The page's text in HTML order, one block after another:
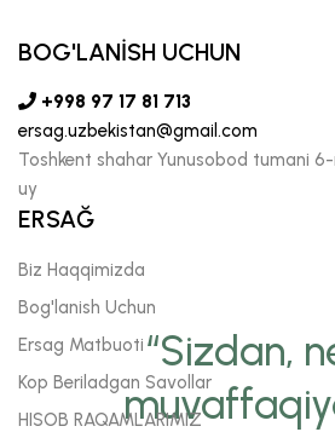
“Sizdan,
BOG'LANİSH UCHUN
+998 97 17 81 713
ersag.uzbekistan@gmail.com
Toshkent shahar Yunusobod tumani
uy
ERSAĞ
Biz Haqqimizda
Bog'lanish Uchun
Ersag Matbuoti
Kop Beriladgan Savollar
HISOB RAQAMLARIMIZ